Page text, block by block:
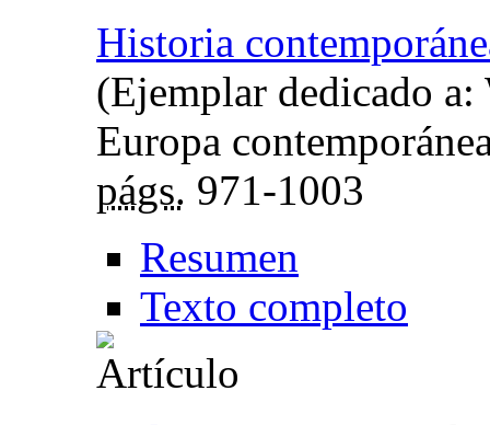
Historia
(Ejemplar dedicado
Europa
págs. 971-1003
Resumen
Texto completo